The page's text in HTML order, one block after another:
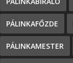
PÁLINKAFŐZDE
PÁLINKAMESTER